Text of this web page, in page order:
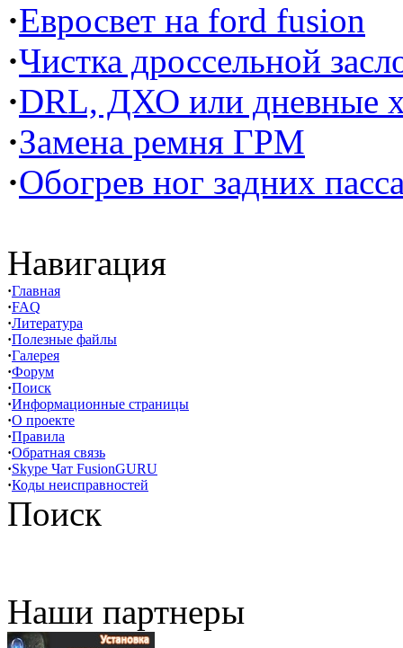
·Евросвет на ford fusion
·Чистка дроссельной
·DRL, ДХО или дневные
·Замена ремня ГРМ
·Обогрев ног задних
Навигация
·Главная
·FAQ
·Литература
·Полезные файлы
·Галерея
·Форум
·Поиск
·Информационные страницы
·О проекте
·Правила
·Обратная связь
·Skype Чат FusionGURU
·Коды неисправностей
Поиск
Наши партнеры